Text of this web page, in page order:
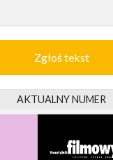
Zgłoś tekst
AKTUALNY NUMER